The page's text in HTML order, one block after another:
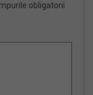
obligatorii